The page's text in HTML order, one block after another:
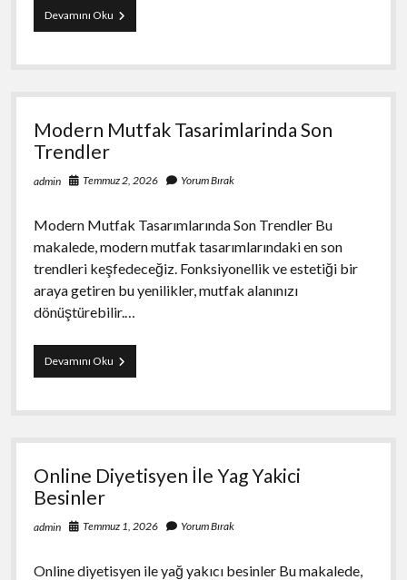
Devamını Okuinternet
forumları
Modern Mutfak Tasarimlarinda Son
Trendler
admin Temmuz 2, 2026 Yorum Bırak
Modern Mutfak Tasarımlarında Son Trendler Bu
makalede, modern mutfak tasarımlarındaki en son
trendleri keşfedeceğiz. Fonksiyonellik ve estetiği bir
araya getiren bu yenilikler, mutfak alanınızı
dönüştürebilir.…
Devamını OkuModern
Mutfak
Son
Online Diyetisyen İle Yag Yakici
Besinler
admin Temmuz 1, 2026 Yorum Bırak
Online diyetisyen ile yağ yakıcı besinler Bu makalede,